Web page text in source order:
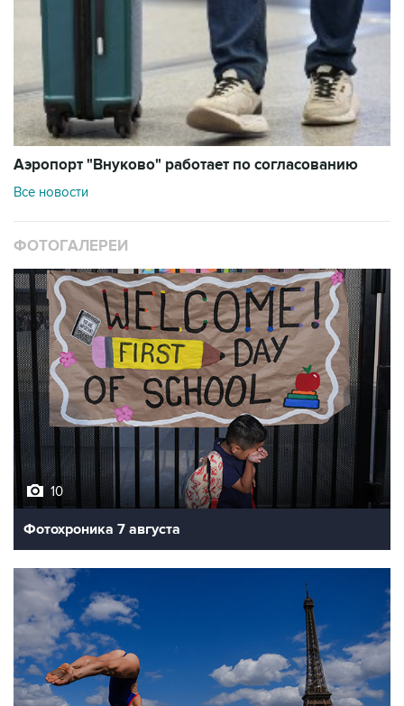
Аэропорт "Внуково" работает по согласованию
Все новости
ФОТОГАЛЕРЕИ
10
Фотохроника 7 августа